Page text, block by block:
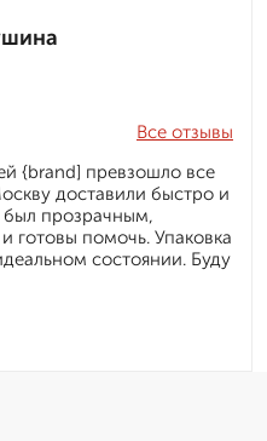
Все отзывы
{brand] превзошло все
доставили быстро и
был прозрачным,
готовы помочь. Упаковка
состоянии. Буду